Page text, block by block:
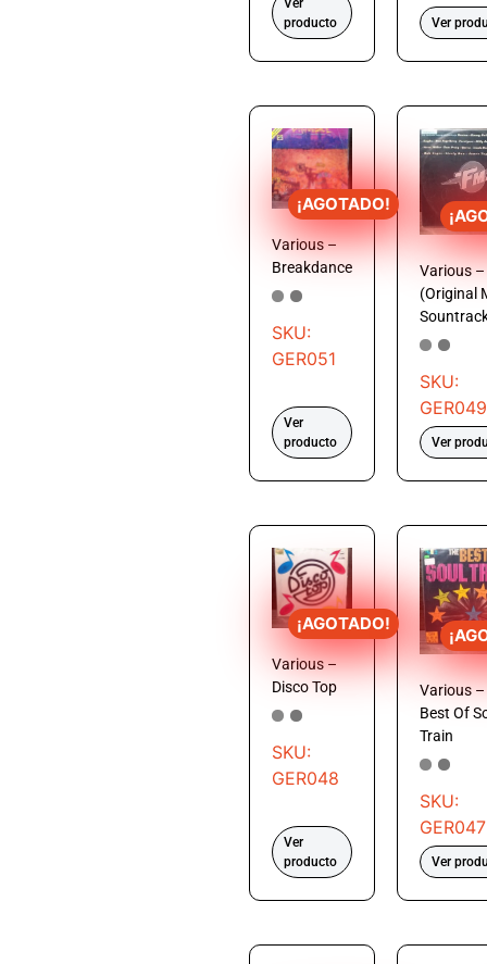
Ver
producto
Ver
¡AGOTADO!
Various –
Breakdance
SKU:
GER051
Ver
producto
Various –
(Original
SKU:
GER049
Ver
¡AGOTADO!
Various –
Disco Top
SKU:
GER048
Ver
producto
Various –
Best Of
Train
SKU:
GER047
Ver